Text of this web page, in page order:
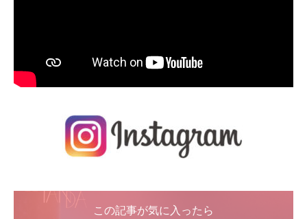
この記事が気に入ったら